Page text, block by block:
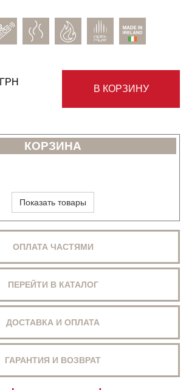
ГРН
В КОРЗИНУ
КОРЗИНА
Показать товары
ОПЛАТА ЧАСТЯМИ
ПЕРЕЙТИ В КАТАЛОГ
ДОСТАВКА И ОПЛАТА
ГАРАНТИЯ И ВОЗВРАТ